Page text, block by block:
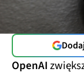
OpenAI